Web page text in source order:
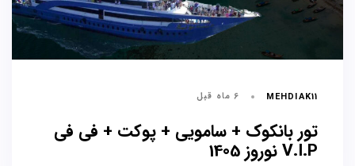
MEHDIAK11 6 ماه قبل
تور بانکوک + سامویی + پوکت + فی فی
V.I.P نوروز 1405